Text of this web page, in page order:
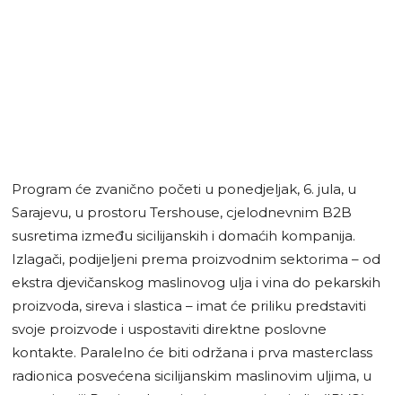
Program će zvanično početi u ponedjeljak, 6. jula, u
Sarajevu, u prostoru Tershouse, cjelodnevnim B2B
susretima između sicilijanskih i domaćih kompanija.
Izlagači, podijeljeni prema proizvodnim sektorima – od
ekstra djevičanskog maslinovog ulja i vina do pekarskih
proizvoda, sireva i slastica – imat će priliku predstaviti
svoje proizvode i uspostaviti direktne poslovne
kontakte. Paralelno će biti održana i prva masterclass
radionica posvećena sicilijanskim maslinovim uljima, u